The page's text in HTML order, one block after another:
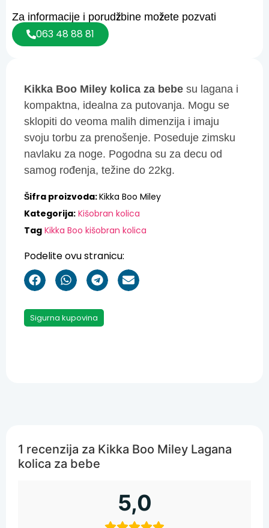
Kikka Boo Miley kolica za bebe su lagana i
kompaktna, idealna za putovanja. Mogu se
sklopiti do veoma malih dimenzija i imaju
svoju torbu za prenošenje. Poseduje zimsku
navlaku za noge. Pogodna su za decu od
samog rođenja, težine do 22kg.
Šifra proizvoda:Kikka Boo Miley
Kategorija: Kišobran kolica
Tag Kikka Boo kišobran kolica
Podelite ovu stranicu:
Sigurna kupovina
Za informacije i porudžbine možete pozvati
063 48 88 81
1 recenzija za Kikka Boo Miley Lagana
kolica za bebe
5,0